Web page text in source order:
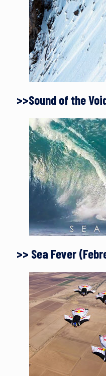
>>Sound of the
>> Sea Fever